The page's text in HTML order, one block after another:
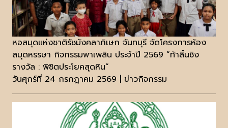
หอสมุดแห่งชาติรัชมังคลาภิเษก จันทบุรี จัดโครงการห้อง
สมุดหรรษา กิจกรรมพาเพลิน ประจำปี 2569 “ท้าลิ้นชิง
รางวัล : พิชิตประโยคสุดหิน“
วันศุกร์ที่ 24 กรกฎาคม 2569 | ข่าวกิจกรรม